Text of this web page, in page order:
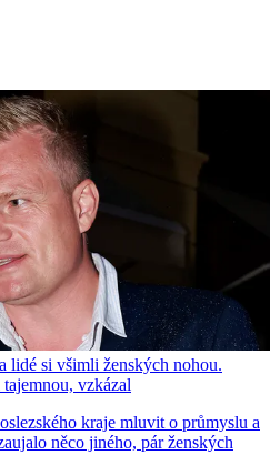
lidé si všimli ženských nohou.
vzkázal
kraje mluvit o průmyslu a
něco jiného, pár ženských